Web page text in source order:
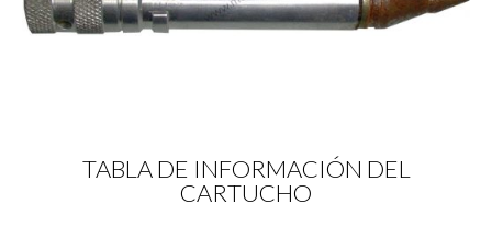
TABLA DE INFORMACIÓN DEL
CARTUCHO